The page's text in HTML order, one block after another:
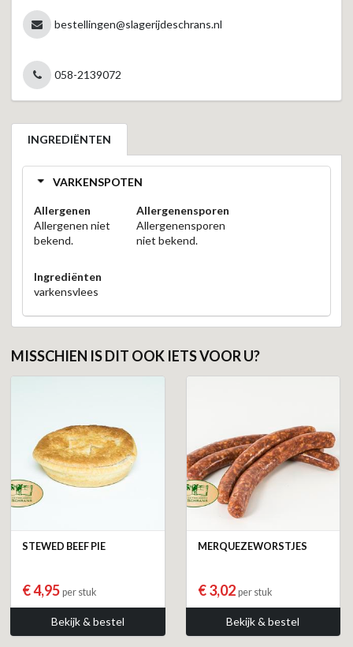
bestellingen@slagerijdeschrans.nl
058-2139072
INGREDIËNTEN
VARKENSPOTEN
Allergenen
Allergenen niet
bekend.
Allergenensporen
Allergenensporen
niet bekend.
Ingrediënten
varkensvlees
MISSCHIEN IS DIT OOK IETS VOOR U?
STEWED BEEF PIE
€ 4,95 per stuk
Bekijk & bestel
MERQUEZEWORSTJES
€ 3,02 per stuk
Bekijk & bestel